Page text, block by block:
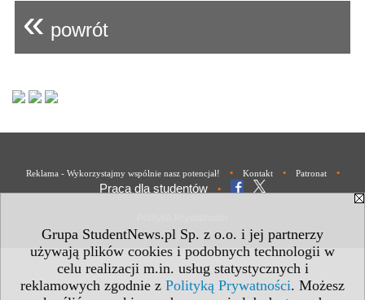
Grupa StudentNews.pl Sp. z o.o. i jej partnerzy
używają plików cookies i podobnych technologii w
celu realizacji m.in. usług statystycznych i
reklamowych zgodnie z Polityką Prywatności. Możesz
« powrót
Reklama - Wykorzystajmy wspólnie nasz potencjał! • Kontakt • Patronat •
Praca dla studentów •